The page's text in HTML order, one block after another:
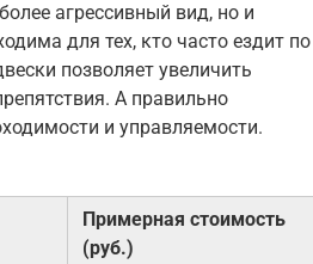
агрессивный вид, но и
для тех, кто часто ездит по
позволяет увеличить
А правильно
и управляемости.
Примерная стоимость
(руб.)